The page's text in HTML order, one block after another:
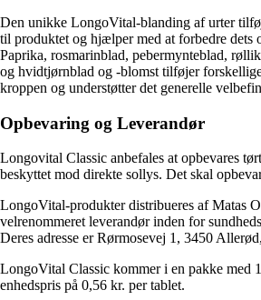
Den unikke LongoVital-blanding af urter
til produktet og hjælper med at forbedre dets
Paprika, rosmarinblad, pebermynteblad,
og hvidtjørnblad og -blomst tilføjer
kroppen og understøtter det generelle
Opbevaring og Leverandør
Longovital Classic anbefales at opbevares
beskyttet mod direkte sollys. Det skal
LongoVital-produkter distribueres af Matas
velrenommeret leverandør inden for
Deres adresse er Rørmosevej 1, 3450
LongoVital Classic kommer i en pakke med
enhedspris på 0,56 kr. per tablet.